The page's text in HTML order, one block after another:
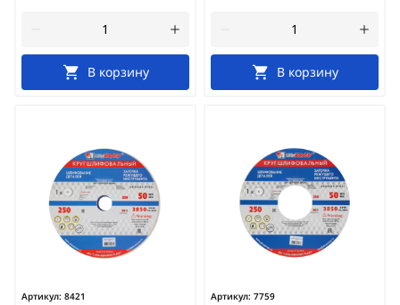
В корзину В корзину
Артикул: 8421
Артикул: 7759